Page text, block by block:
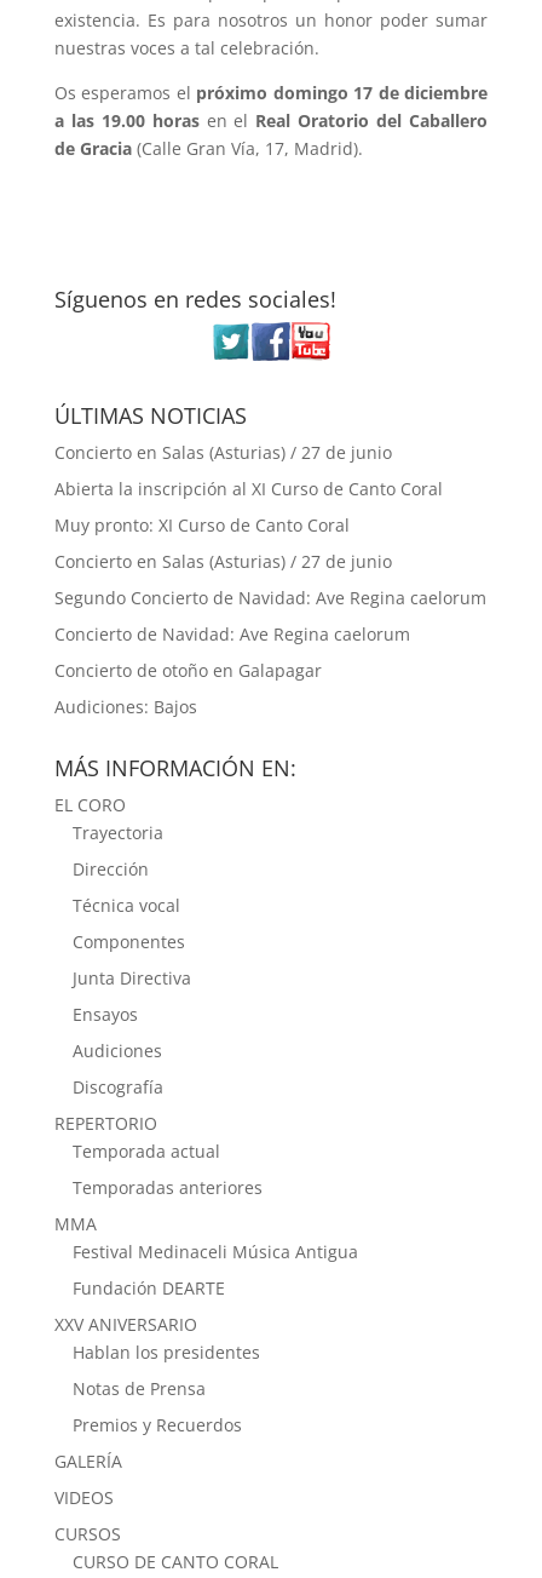
existencia. Es para nosotros un honor poder sumar
nuestras voces a tal celebración.
Os esperamos el próximo domingo 17 de diciembre
a las 19.00 horasen el Real Oratorio del Caballero
de Gracia(Calle Gran Vía, 17, Madrid).
Síguenos en redes sociales!
ÚLTIMAS NOTICIAS
Concierto en Salas (Asturias) / 27 de junio
Abierta la inscripción al XI Curso de Canto Coral
Muy pronto: XI Curso de Canto Coral
Concierto en Salas (Asturias) / 27 de junio
Segundo Concierto de Navidad: Ave Regina caelorum
Concierto de Navidad: Ave Regina caelorum
Concierto de otoño en Galapagar
Audiciones: Bajos
MÁS INFORMACIÓN EN:
EL CORO
Trayectoria
Dirección
Técnica vocal
Componentes
Junta Directiva
Ensayos
Audiciones
Discografía
REPERTORIO
Temporada actual
Temporadas anteriores
MMA
Festival Medinaceli Música Antigua
Fundación DEARTE
XXV ANIVERSARIO
Hablan los presidentes
Notas de Prensa
Premios y Recuerdos
GALERÍA
VIDEOS
CURSOS
CURSO DE CANTO CORAL